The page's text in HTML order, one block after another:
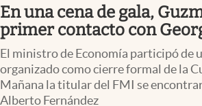
Negocios
Columnistas
Apertura
En una cena de gala,
primer contacto con
El ministro de Economía participó de
organizado como cierre formal de la
Mañana la titular del FMI se
Alberto Fernández